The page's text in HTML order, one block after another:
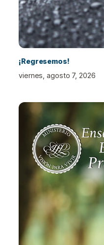
¡Regresemos!
viernes, agosto 7, 2026